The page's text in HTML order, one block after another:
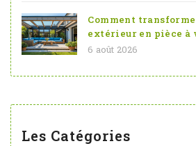
Comment
extérieur en pièce à
6 août 2026
Les Catégories